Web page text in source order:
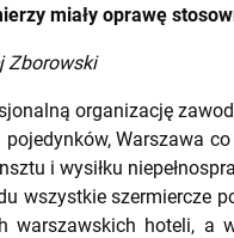
miały oprawę
Zborowski
organizację
pojedynków, Warszawa
i wysiłku
wszystkie szermiercze
warszawskich hoteli, a